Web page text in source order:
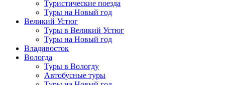
Туристические поезда
Туры на Новый год
Великий Устюг
Туры в Великий Устюг
Туры на Новый год
Владивосток
Вологда
Туры в Вологду
Автобусные туры